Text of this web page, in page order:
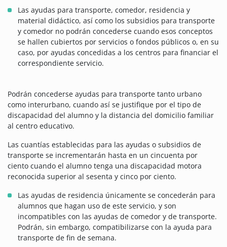
Las ayudas para transporte, comedor, residencia y
material didáctico, así como los subsidios para transporte
y comedor no podrán concederse cuando esos conceptos
se hallen cubiertos por servicios o fondos públicos o, en su
caso, por ayudas concedidas a los centros para financiar el
correspondiente servicio.
Podrán concederse ayudas para transporte tanto urbano
como interurbano, cuando así se justifique por el tipo de
discapacidad del alumno y la distancia del domicilio familiar
al centro educativo.
Las cuantías establecidas para las ayudas o subsidios de
transporte se incrementarán hasta en un cincuenta por
ciento cuando el alumno tenga una discapacidad motora
reconocida superior al sesenta y cinco por ciento.
Las ayudas de residencia únicamente se concederán para
alumnos que hagan uso de este servicio, y son
incompatibles con las ayudas de comedor y de transporte.
Podrán, sin embargo, compatibilizarse con la ayuda para
transporte de fin de semana.